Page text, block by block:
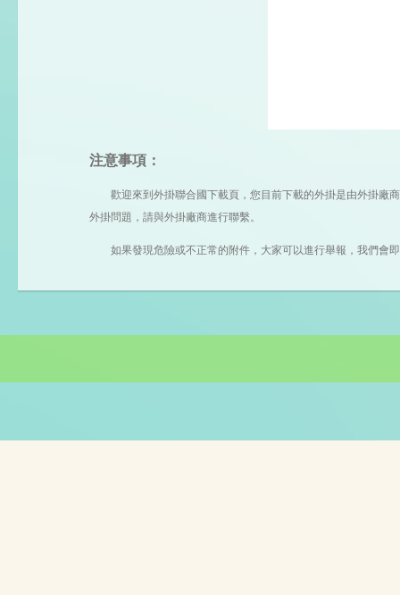
注意事項：
歡迎來到外掛聯合國下載頁，您目前下載的外掛是由外掛廠
外掛問題，請與外掛廠商進行聯繫。
如果發現危險或不正常的附件，大家可以進行舉報，我們會